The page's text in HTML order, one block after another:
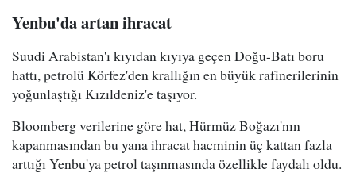
Yenbu'da artan ihracat
Suudi Arabistan'ı kıyıdan kıyıya geçen Doğu-Batı boru
hattı, petrolü Körfez'den krallığın en büyük rafinerilerinin
yoğunlaştığı Kızıldeniz'e taşıyor.
Bloomberg verilerine göre hat, Hürmüz Boğazı'nın
kapanmasından bu yana ihracat hacminin üç kattan fazla
arttığı Yenbu'ya petrol taşınmasında özellikle faydalı oldu.